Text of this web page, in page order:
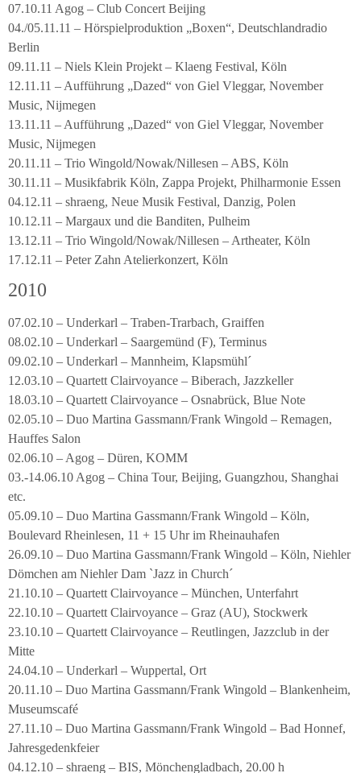
07.10.11 Agog – Club Concert Beijing
04./05.11.11 – Hörspielproduktion „Boxen“, Deutschlandradio
Berlin
09.11.11 – Niels Klein Projekt – Klaeng Festival, Köln
12.11.11 – Aufführung „Dazed“ von Giel Vleggar, November
Music, Nijmegen
13.11.11 – Aufführung „Dazed“ von Giel Vleggar, November
Music, Nijmegen
20.11.11 – Trio Wingold/Nowak/Nillesen – ABS, Köln
30.11.11 – Musikfabrik Köln, Zappa Projekt, Philharmonie Essen
04.12.11 – shraeng, Neue Musik Festival, Danzig, Polen
10.12.11 – Margaux und die Banditen, Pulheim
13.12.11 – Trio Wingold/Nowak/Nillesen – Artheater, Köln
17.12.11 – Peter Zahn Atelierkonzert, Köln
2010
07.02.10 – Underkarl – Traben-Trarbach, Graiffen
08.02.10 – Underkarl – Saargemünd (F), Terminus
09.02.10 – Underkarl – Mannheim, Klapsmühl´
12.03.10 – Quartett Clairvoyance – Biberach, Jazzkeller
18.03.10 – Quartett Clairvoyance – Osnabrück, Blue Note
02.05.10 – Duo Martina Gassmann/Frank Wingold – Remagen,
Hauffes Salon
02.06.10 – Agog – Düren, KOMM
03.-14.06.10 Agog – China Tour, Beijing, Guangzhou, Shanghai
etc.
05.09.10 – Duo Martina Gassmann/Frank Wingold – Köln,
Boulevard Rheinlesen, 11 + 15 Uhr im Rheinauhafen
26.09.10 – Duo Martina Gassmann/Frank Wingold – Köln, Niehler
Dömchen am Niehler Dam `Jazz in Church´
21.10.10 – Quartett Clairvoyance – München, Unterfahrt
22.10.10 – Quartett Clairvoyance – Graz (AU), Stockwerk
23.10.10 – Quartett Clairvoyance – Reutlingen, Jazzclub in der
Mitte
24.04.10 – Underkarl – Wuppertal, Ort
20.11.10 – Duo Martina Gassmann/Frank Wingold – Blankenheim,
Museumscafé
27.11.10 – Duo Martina Gassmann/Frank Wingold – Bad Honnef,
Jahresgedenkfeier
04.12.10 – shraeng – BIS, Mönchengladbach, 20.00 h